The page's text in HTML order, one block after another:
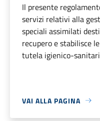
Il presente
servizi relativi alla
speciali assimilati
recupero e stabilisce
tutela igienico-
VAI ALLA PAGINA